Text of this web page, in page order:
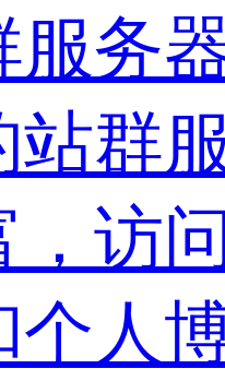
服务
站群
，访
个人